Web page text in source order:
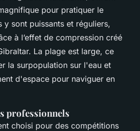
pour pratiquer le
y sont puissants et réguliers,
à l’effet de compression créé
La plage est large, ce
la surpopulation sur l'eau et
d'espace pour naviguer en
professionnels
choisi pour des compétitions